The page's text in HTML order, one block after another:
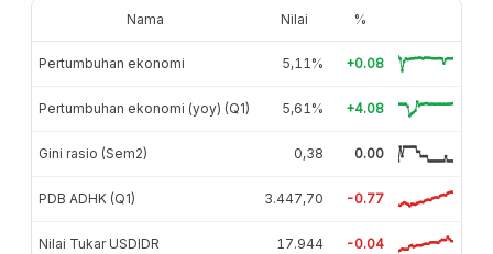
Nama Nilai %
Pertumbuhan ekonomi 5,11% +0.08
Pertumbuhan ekonomi (yoy) (Q1) 5,61% +4.08
Gini rasio (Sem2) 0,38 0.00
PDB ADHK (Q1) 3.447,70 -0.77
Nilai Tukar USDIDR 17.944 -0.04